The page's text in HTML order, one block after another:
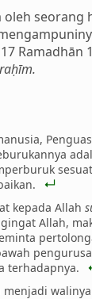
seorang
Ramadhān
kepada Allah
Allah,
terhadapnya.